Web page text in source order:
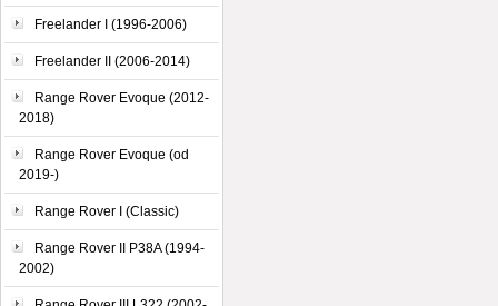
Freelander I (1996-2006)
Freelander II (2006-2014)
Range Rover Evoque (2012-
2018)
Range Rover Evoque (od
2019-)
Range Rover I (Classic)
Range Rover II P38A (1994-
2002)